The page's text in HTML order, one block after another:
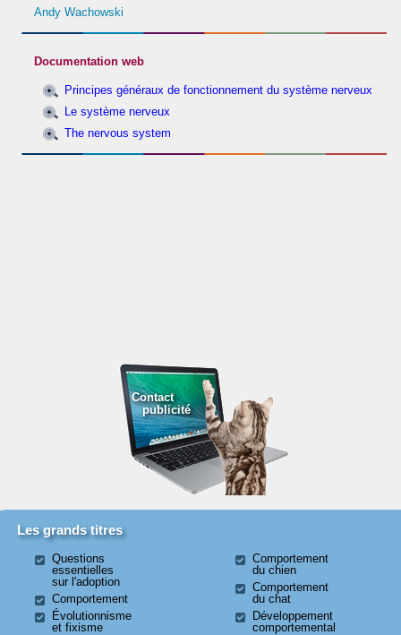
Andy Wachowski
Documentation web
Principes généraux de fonctionnement du système nerveux
Le système nerveux
The nervous system
Contact
publicité
Les grands titres
Questions
essentielles
sur l'adoption
Comportement
Évolutionnisme
et fixisme
Comportement
du chien
Comportement
du chat
Développement
comportemental